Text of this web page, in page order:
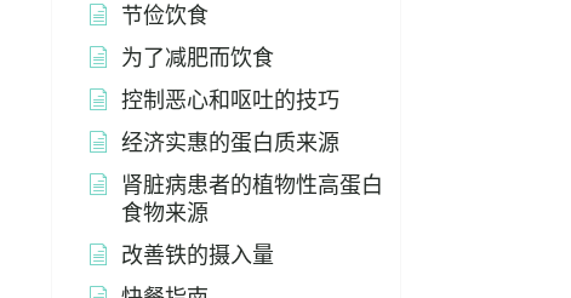
节俭饮食
为了减肥而饮食
控制恶心和呕吐的技巧
经济实惠的蛋白质来源
肾脏病患者的植物性高蛋白
食物来源
改善铁的摄入量